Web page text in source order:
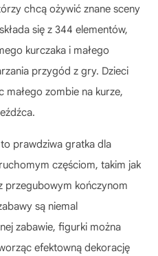
chcą ożywić znane sceny
się z 344 elementów,
kurczaka i małego
przygód z gry. Dzieci
małego zombie na kurze,
to prawdziwa gratka dla
częściom, takim jak
przegubowym kończynom
są niemal
zabawie, figurki można
efektowną dekorację